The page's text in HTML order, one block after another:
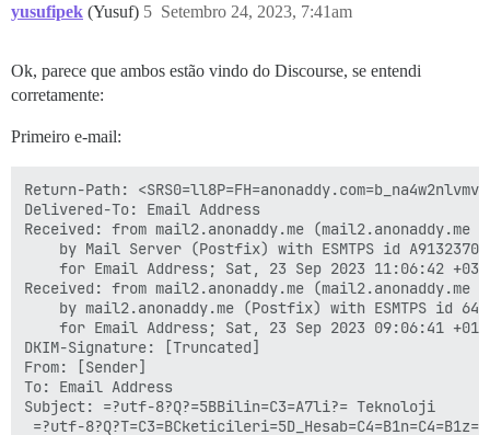
yusufipek (Yusuf) Setembro 24, 2023, 7:41am
5
Ok, parece que ambos estão vindo do Discourse, se entendi
corretamente:
Primeiro e-mail:
Return-Path:
Delivered-To: Email Address
Received: from mail2.anonaddy.me
Received: from mail2.anonaddy.me
DKIM-Signature: [Truncated]
From: [Sender]
To: Email Address
Subject: =?utf-8?Q?=5BBilin=C3=A7li?= Teknoloji
=?utf-